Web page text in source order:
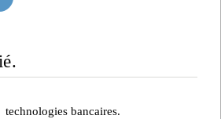
technologies bancaires.